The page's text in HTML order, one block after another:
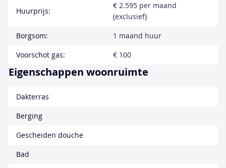
Huurprijs:
€ 2.595 per maand
(exclusief)
Borgsom:
1 maand huur
Voorschot gas:
€ 100
Eigenschappen woonruimte
Dakterras
Berging
Gescheiden douche
Bad